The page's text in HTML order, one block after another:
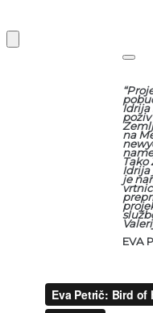
Idrija
na
Tako
Idrija
je
EVA